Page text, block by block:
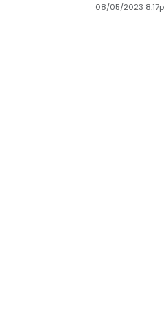
08/05/2023